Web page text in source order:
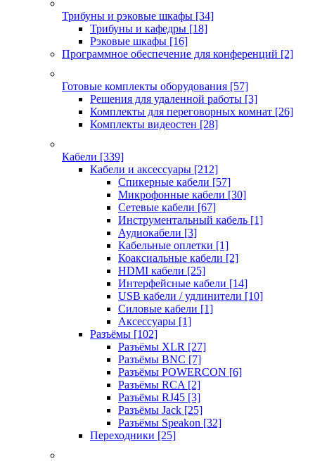
Трибуны и рэковые шкафы [34]
Трибуны и кафедры [18]
Рэковые шкафы [16]
Программное обеспечение для конференций [2]
Готовые комплекты оборудования [57]
Решения для удаленной работы [3]
Комплекты для переговорных комнат [26]
Комплекты видеостен [28]
Кабели [339]
Кабели и аксессуары [212]
Спикерные кабели [57]
Микрофонные кабели [30]
Сетевые кабели [67]
Инструментальный кабель [1]
Аудиокабели [3]
Кабельные оплетки [1]
Коаксиальные кабели [2]
HDMI кабели [25]
Интерфейсные кабели [14]
USB кабели / удлинители [10]
Силовые кабели [1]
Аксессуары [1]
Разъёмы [102]
Разъёмы XLR [27]
Разъёмы BNC [7]
Разъёмы POWERCON [6]
Разъёмы RCA [2]
Разъёмы RJ45 [3]
Разъёмы Jack [25]
Разъёмы Speakon [32]
Переходники [25]